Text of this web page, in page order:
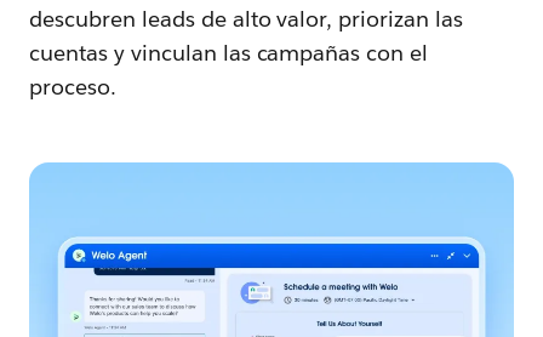
descubren leads de alto valor, priorizan las
cuentas y vinculan las campañas con el
proceso.